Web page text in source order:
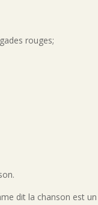
rouges;
dit la chanson est